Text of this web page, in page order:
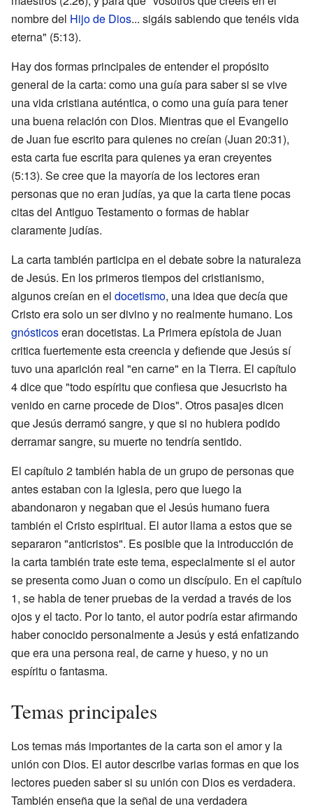
nombre del Hijo de Dios... sigáis sabiendo que tenéis vida
eterna" (5:13).
Hay dos formas principales de entender el propósito
general de la carta: como una guía para saber si se vive
una vida cristiana auténtica, o como una guía para tener
una buena relación con Dios. Mientras que el Evangelio
de Juan fue escrito para quienes no creían (Juan 20:31),
esta carta fue escrita para quienes ya eran creyentes
(5:13). Se cree que la mayoría de los lectores eran
personas que no eran judías, ya que la carta tiene pocas
citas del Antiguo Testamento o formas de hablar
claramente judías.
La carta también participa en el debate sobre la naturaleza
de Jesús. En los primeros tiempos del cristianismo,
algunos creían en el docetismo, una idea que decía que
Cristo era solo un ser divino y no realmente humano. Los
gnósticoseran docetistas. La Primera epístola de Juan
critica fuertemente esta creencia y defiende que Jesús sí
tuvo una aparición real "en carne" en la Tierra. El capítulo
4 dice que "todo espíritu que confiesa que Jesucristo ha
venido en carne procede de Dios". Otros pasajes dicen
que Jesús derramó sangre, y que si no hubiera podido
derramar sangre, su muerte no tendría sentido.
El capítulo 2 también habla de un grupo de personas que
antes estaban con la iglesia, pero que luego la
abandonaron y negaban que el Jesús humano fuera
también el Cristo espiritual. El autor llama a estos que se
separaron "anticristos". Es posible que la introducción de
la carta también trate este tema, especialmente si el autor
se presenta como Juan o como un discípulo. En el capítulo
1, se habla de tener pruebas de la verdad a través de los
ojos y el tacto. Por lo tanto, el autor podría estar afirmando
haber conocido personalmente a Jesús y está enfatizando
que era una persona real, de carne y hueso, y no un
espíritu o fantasma.
Temas principales
Los temas más importantes de la carta son el amor y la
unión con Dios. El autor describe varias formas en que los
lectores pueden saber si su unión con Dios es verdadera.
También enseña que la señal de una verdadera